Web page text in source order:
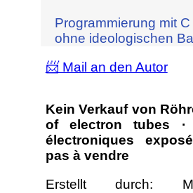
Programmierung mit
ohne ideologischen
📨 Mail an den Autor
Kein Verkauf von
of electron tubes ·
électroniques
pas à vendre
Erstellt durch: